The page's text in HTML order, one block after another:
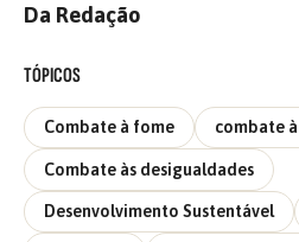
Da Redação
TÓPICOS
Combate à fome combate
Combate às desigualdades
Desenvolvimento Sustentável